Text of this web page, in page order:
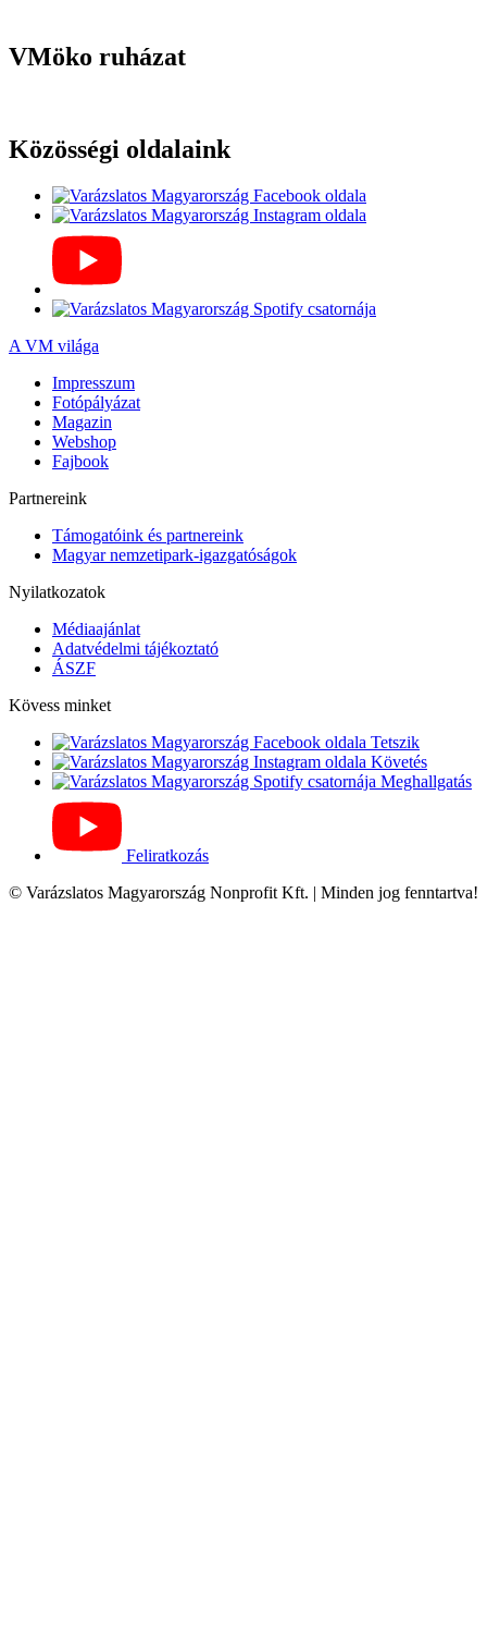
VMöko ruházat
Közösségi oldalaink
A VM világa
Impresszum
Fotópályázat
Magazin
Webshop
Fajbook
Partnereink
Támogatóink és partnereink
Magyar nemzetipark-igazgatóságok
Nyilatkozatok
Médiaajánlat
Adatvédelmi tájékoztató
ÁSZF
Kövess minket
Tetszik
Követés
Meghallgatás
Feliratkozás
© Varázslatos Magyarország Nonprofit Kft. | Minden jog fenntartva!